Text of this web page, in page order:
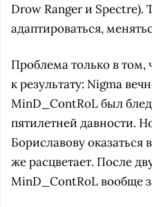
Drow Ranger и Spectre).
адаптироваться,
Проблема только в том,
к результату: Nigma
MinD_ContRoL был
пятилетней давности.
Бориславову оказаться
же расцветает. После
MinD_ContRoL вообще